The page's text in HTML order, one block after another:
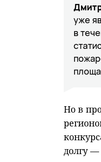
уже
в
Но в
долгу —